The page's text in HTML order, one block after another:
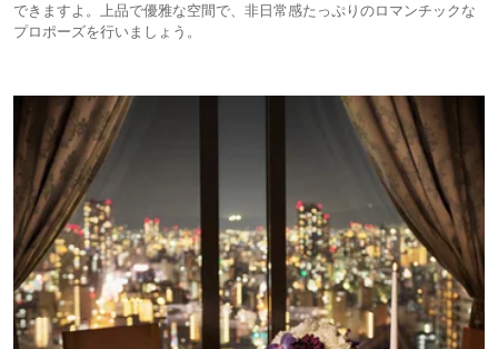
できますよ。上品で優雅な空間で、非日常感たっぷりのロマンチックな
プロポーズを行いましょう。